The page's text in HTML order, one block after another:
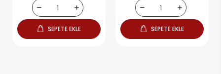
SEPETE EKLE SEPETE EKLE